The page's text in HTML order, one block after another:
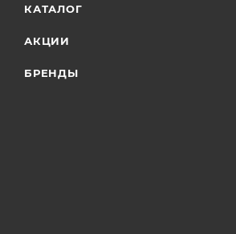
КАТАЛОГ
АКЦИИ
БРЕНДЫ